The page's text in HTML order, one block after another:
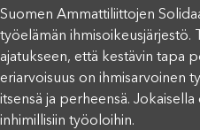
Suomen Ammattiliittojen
työelämän ihmisoikeusjärjestö.
ajatukseen, että kestävin tapa
eriarvoisuus on ihmisarvoinen
itsensä ja perheensä.
inhimillisiin työoloihin.